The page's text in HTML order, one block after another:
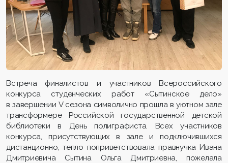
Встреча финалистов и участников Всероссийского
конкурса студенческих работ «Сытинское дело»
в завершении V сезона символично прошла в уютном зале
трансформере Российской государственной детской
библиотеки в День полиграфиста. Всех участников
конкурса, присутствующих в зале и подключившихся
дистанционно, тепло поприветствовала правнучка Ивана
Дмитриевича Сытина Ольга Дмитриевна, пожелала